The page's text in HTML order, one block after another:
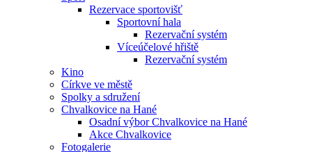
Rezervace sportovišť
Sportovní hala
Rezervační systém
Víceúčelové hřiště
Rezervační systém
Kino
Církve ve městě
Spolky a sdružení
Chvalkovice na Hané
Osadní výbor Chvalkovice na Hané
Akce Chvalkovice
Fotogalerie